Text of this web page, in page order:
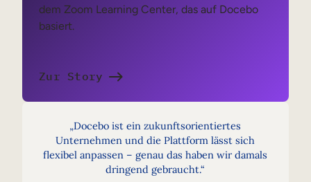
dem Zoom Learning Center, das auf Docebo
basiert.
Zur Story
„Docebo ist ein zukunftsorientiertes
Unternehmen und die Plattform lässt sich
flexibel anpassen – genau das haben wir damals
dringend gebraucht.“